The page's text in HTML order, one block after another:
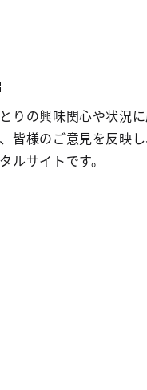
りの興味関心や状況
皆様のご意見を反映
ルサイトです。